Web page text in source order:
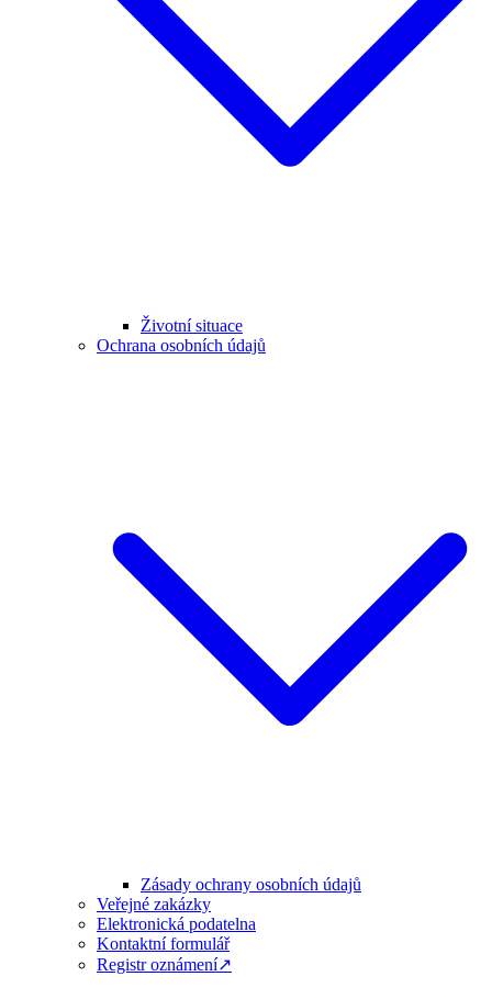
Životní situace
Ochrana osobních údajů
Zásady ochrany osobních údajů
Veřejné zakázky
Elektronická podatelna
Kontaktní formulář
Registr oznámení↗